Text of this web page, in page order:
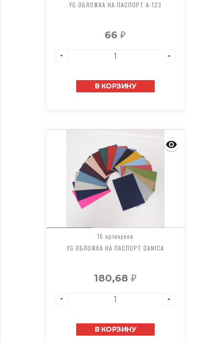
YG ОБЛОЖКА НА ПАСПОРТ A-123
66₽
В КОРЗИНУ
16 артикулов
YG ОБЛОЖКА НА ПАСПОРТ DANICA
180,68₽
В КОРЗИНУ